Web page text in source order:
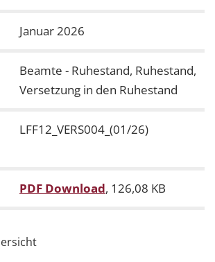
Januar 2026
Beamte - Ruhestand, Ruhestand,
Versetzung in den Ruhestand
LFF12_VERS004_(01/26)
PDF Download, 126,08 KB